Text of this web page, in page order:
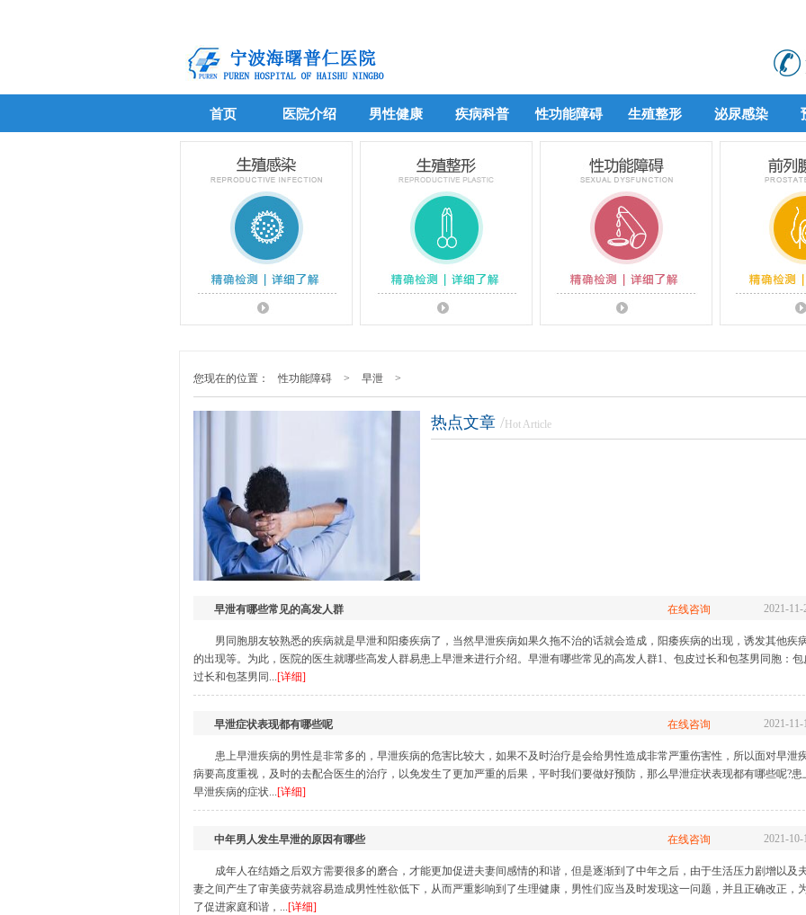
首页 医院介绍
医院介绍
男性健康 疾病科普
疾病科普
性功能障碍 生殖整形
生殖整形
泌尿感染
龟头炎 尿道炎 睾丸炎|附睾炎
生殖整形 性功能障碍 前列
您现在的位置： 性功能障碍 > 早泄 >
热点文章 / Hot Article
早泄有哪些常见的高发人群 在线咨询 2021-11-
男同胞朋友较熟悉的疾病就是早泄和阳痿疾病了，当然早泄疾病如果久拖不治的话就会造成，阳痿疾病的出现，诱发其他疾
的出现等。为此，医院的医生就哪些高发人群易患上早泄来进行介绍。早泄有哪些常见的高发人群1、包皮过长和包茎男同胞：包
过长和包茎男同...[详细]
早泄症状表现都有哪些呢 在线咨询 2021-11-
患上早泄疾病的男性是非常多的，早泄疾病的危害比较大，如果不及时治疗是会给男性造成非常严重伤害性，所以面对早泄
病要高度重视，及时的去配合医生的治疗，以免发生了更加严重的后果，平时我们要做好预防，那么早泄症状表现都有哪些呢?患
早泄疾病的症状...[详细]
中年男人发生早泄的原因有哪些 在线咨询 2021-10-
成年人在结婚之后双方需要很多的磨合，才能更加促进夫妻间感情的和谐，但是逐渐到了中年之后，由于生活压力剧增以及
妻之间产生了审美疲劳就容易造成男性性欲低下，从而严重影响到了生理健康，男性们应当及时发现这一问题，并且正确改正，
了促进家庭和谐，...[详细]